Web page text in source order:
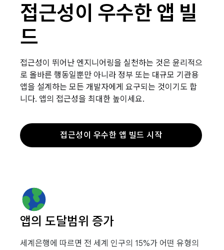
접근성이 우수한 앱 빌
드
접근성이 뛰어난 엔지니어링을 실천하는 것은 윤리적으
로 올바른 행동일뿐만 아니라 정부 또는 대규모 기관용
앱을 설계하는 모든 개발자에게 요구되는 것이기도 합
니다. 앱의 접근성을 최대한 높이세요.
접근성이 우수한 앱 빌드 시작
앱의 도달범위 증가
세계은행에 따르면 전 세계 인구의 15%가 어떤 유형의